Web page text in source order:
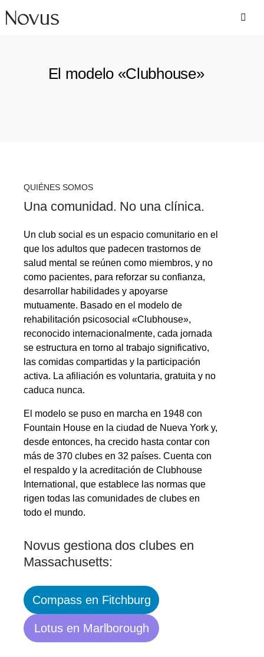
El modelo «Clubhouse»
QUIÉNES SOMOS
Una comunidad. No una clínica.
Un club social es un espacio comunitario en el
que los adultos que padecen trastornos de
salud mental se reúnen como miembros, y no
como pacientes, para reforzar su confianza,
desarrollar habilidades y apoyarse
mutuamente. Basado en el modelo de
rehabilitación psicosocial «Clubhouse»,
reconocido internacionalmente, cada jornada
se estructura en torno al trabajo significativo,
las comidas compartidas y la participación
activa. La afiliación es voluntaria, gratuita y no
caduca nunca.
El modelo se puso en marcha en 1948 con
Fountain House en la ciudad de Nueva York y,
desde entonces, ha crecido hasta contar con
más de 370 clubes en 32 países. Cuenta con
el respaldo y la acreditación deClubhouse
International , que establece las normas que
rigen todas las comunidades de clubes en
todo el mundo.
Novus gestiona dos clubes en
Massachusetts:
Compass en Fitchburg
Lotus en Marlborough